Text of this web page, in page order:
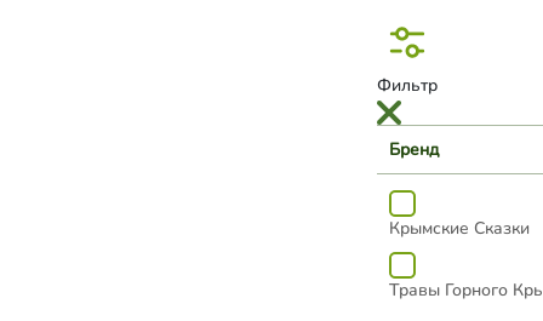
Фильтр
Бренд
Крымские Сказки
Травы Горного